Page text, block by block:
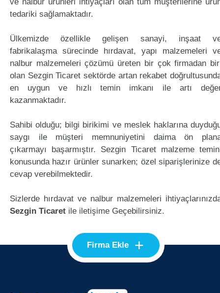
tedariki sağlamaktadır.
Ülkemizde özellikle gelişen sanayi, inşaat
fabrikalaşma sürecinde hırdavat, yapı malzemeleri
nalbur malzemeleri çözümü üreten bir çok firmadan
olan Sezgin Ticaret sektörde artan rekabet
en uygun ve hızlı temin imkanı ile artı
kazanmaktadır.
Sahibi olduğu; bilgi birikimi ve meslek haklarına
saygı ile müşteri memnuniyetini daima ön
çıkarmayı başarmıştır. Sezgin Ticaret malzeme
konusunda hazır ürünler sunarken; özel siparişlerinize
cevap verebilmektedir.
Sizlerde hırdavat ve nalbur malzemeleri
Sezgin Ticaret ile iletişime Geçebilirsiniz.
Firma Ekle +